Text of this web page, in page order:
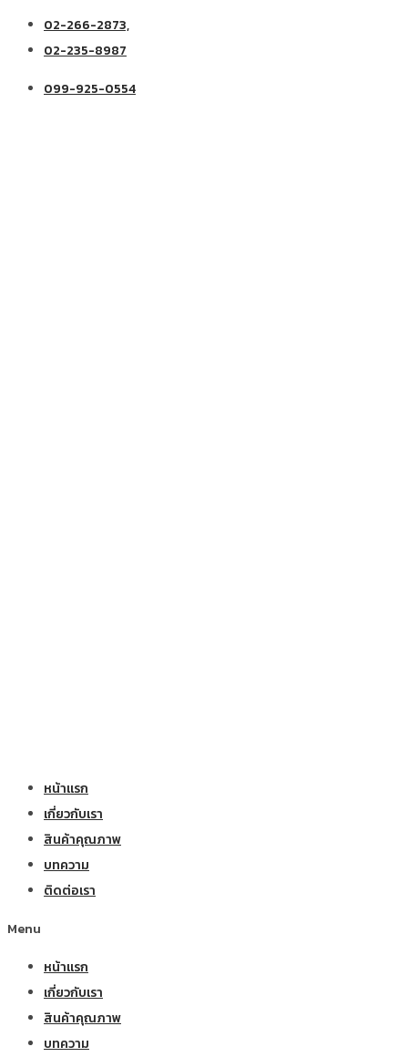
02-266-2873,
02-235-8987
099-925-0554
หน้าแรก
เกี่ยวกับเรา
สินค้าคุณภาพ
บทความ
ติดต่อเรา
Menu
หน้าแรก
เกี่ยวกับเรา
สินค้าคุณภาพ
บทความ